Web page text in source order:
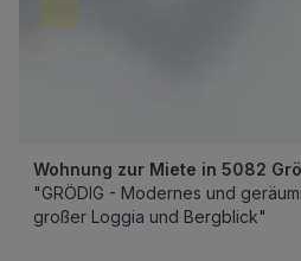
Wohnung zur Miete in 5082
"GRÖDIG - Modernes und
großer Loggia und Bergblick"